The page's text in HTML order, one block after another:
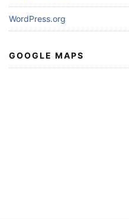
WordPress.org
GOOGLE MAPS